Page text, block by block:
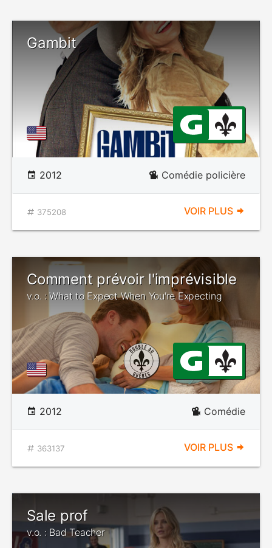
Gambit
2012 Comédie policière
375208 VOIR PLUS
Comment prévoir l'imprévisible
v.o. : What to Expect When You're Expecting
2012 Comédie
363137 VOIR PLUS
Sale prof
v.o. : Bad Teacher